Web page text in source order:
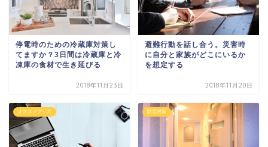
停電時のための冷蔵庫対策し
てますか？3日間は冷蔵庫と冷
凍庫の食材で生き延びる
2018年11月23日
避難行動を話し合う。災害時
に自分と家族がどこにいるか
を想定する
2018年11月20日
オススメグッズ 防災対策